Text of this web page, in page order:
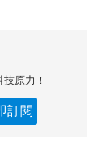
原力！
訂閱